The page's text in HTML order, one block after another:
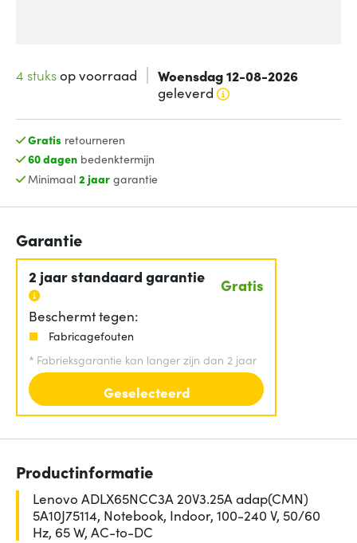
4 stuksop voorraad Woensdag 12-08-2026
geleverd
Gratis retourneren
60 dagenbedenktermijn
Minimaal 2 jaargarantie
Garantie
2 jaar standaard garantie Gratis
Beschermt tegen:
Fabricagefouten
* Fabrieksgarantie kan langer zijn dan 2 jaar
Geselecteerd
Productinformatie
Lenovo ADLX65NCC3A 20V3.25A adap(CMN)
5A10J75114, Notebook, Indoor, 100-240 V, 50/60
Hz, 65 W, AC-to-DC